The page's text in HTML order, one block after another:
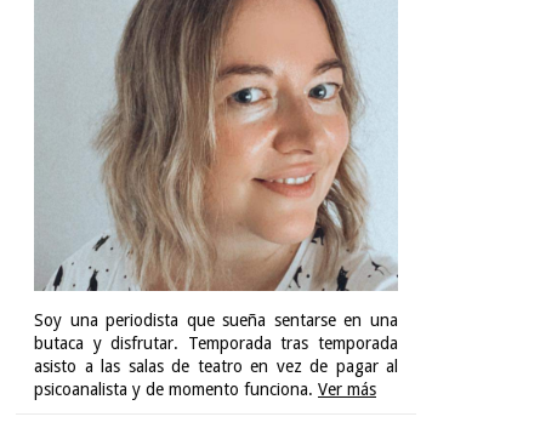
Soy una periodista que sueña sentarse en una
butaca y disfrutar. Temporada tras temporada
asisto a las salas de teatro en vez de pagar al
psicoanalista y de momento funciona. Ver más